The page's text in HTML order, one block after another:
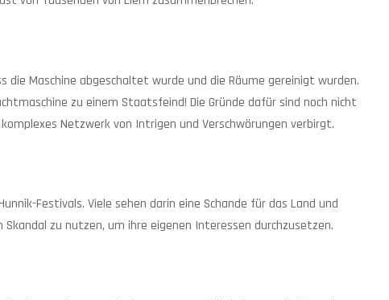
die Maschine abgeschaltet wurde und die Räume gereinigt wurden.
zu einem Staatsfeind! Die Gründe dafür sind noch nicht
Netzwerk von Intrigen und Verschwörungen verbirgt.
Festivals. Viele sehen darin eine Schande für das Land und
zu nutzen, um ihre eigenen Interessen durchzusetzen.